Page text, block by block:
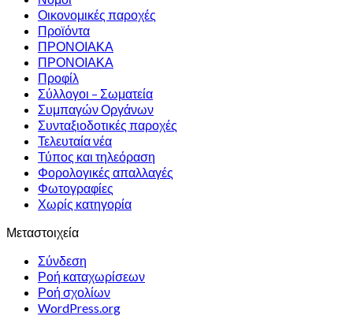
Οικονομικές παροχές
Προϊόντα
ΠΡΟΝΟΙΑΚΑ
ΠΡΟΝΟΙΑΚΑ
Προφίλ
Σύλλογοι – Σωματεία
Συμπαγών Οργάνων
Συνταξιοδοτικές παροχές
Τελευταία νέα
Τύπος και τηλεόραση
Φορολογικές απαλλαγές
Φωτογραφίες
Χωρίς κατηγορία
Μεταστοιχεία
Σύνδεση
Ροή καταχωρίσεων
Ροή σχολίων
WordPress.org